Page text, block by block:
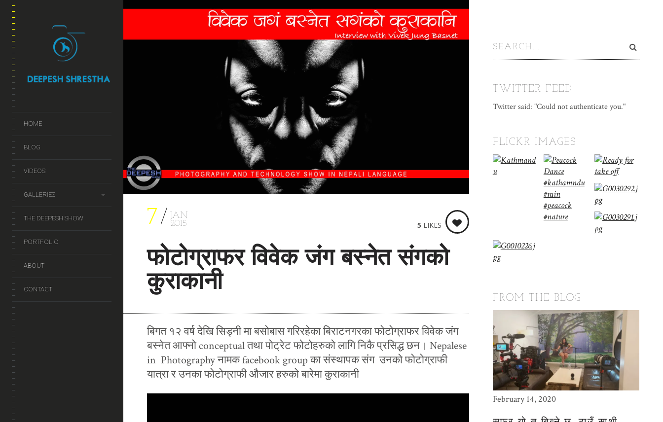
HOME
BLOG
VIDEOS
GALLERIES
THE DEEPESH SHOW
PORTFOLIO
ABOUT
CONTACT
7
JAN
2015
फोटोग्राफर विवेक जंग बस्नेत संगको
कुराकानी
5 LIKES
बिगत १२ वर्ष देखि सिड्नी मा बसोबास गरिरहेका बिराटनगरका फोटोग्राफर विवेक जंग
बस्नेत आफ्नो conceptual तथा पोट्रेट फोटोहरुको लागि निकै प्रसिद्ध छन। Nepalese
in Photography नामक facebook group का संस्थापक संग उनको फोटोग्राफी
यात्रा र उनका फोटोग्राफी औजार हरुको बारेमा कुराकानी
TWITTER FEED
Twitter said: "Could not authenticate you."
FLICKR IMAGES
FROM THE BLOG
February 14, 2020